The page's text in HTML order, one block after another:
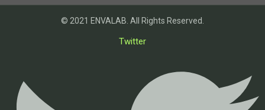
© 2021 ENVALAB. All Rights Reserved.
Twitter